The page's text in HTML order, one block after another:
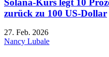
zurück zu 100 US-Dollar
27. Feb. 2026
Nancy Lubale